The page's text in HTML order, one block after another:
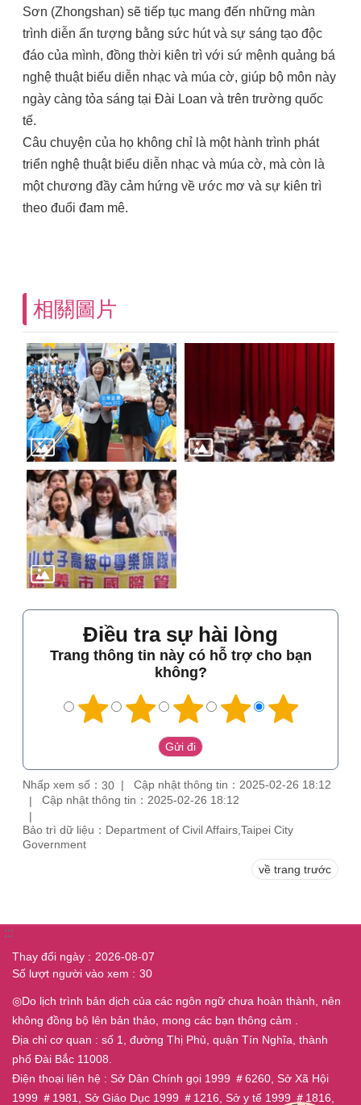
Sơn (Zhongshan) sẽ tiếp tục mang đến những màn
trình diễn ấn tượng bằng sức hút và sự sáng tạo độc
đáo của mình, đồng thời kiên trì với sứ mệnh quảng bá
nghệ thuật biểu diễn nhạc và múa cờ, giúp bộ môn này
ngày càng tỏa sáng tại Đài Loan và trên trường quốc
tế.
Câu chuyện của họ không chỉ là một hành trình phát
triển nghệ thuật biểu diễn nhạc và múa cờ, mà còn là
một chương đầy cảm hứng về ước mơ và sự kiên trì
theo đuổi đam mê.
相關圖片
Điều tra sự hài lòng
Trang thông tin này có hỗ trợ cho bạn
không?
Nhấp xem số： 30
Cập nhật thông tin：2025-02-26 18:12
Cập nhật thông tin：2025-02-26 18:12
Bảo trì dữ liệu：Department of Civil Affairs,Taipei City
Government
về trang trước
:::
Thay đổi ngày
2026-08-07
Số lượt người vào xem
30
◎Do lịch trình bản dịch của các ngôn ngữ chưa hoàn thành, nên
không đồng bộ lên bản thảo, mong các bạn thông cảm .
Địa chỉ cơ quan : số 1, đường Thị Phủ, quận Tín Nghĩa, thành
phố Đài Bắc 11008.
Điện thoại liên hệ : Sở Dân Chính gọi 1999 ＃6260, Sở Xã Hội
1999 ＃1981, Sở Giáo Dục 1999 ＃1216, Sở y tế 1999 ＃1816,